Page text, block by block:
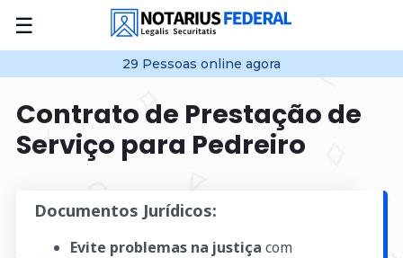
☰
29 Pessoas online agora
Contrato de Prestação de
Serviço para Pedreiro
Documentos Jurídicos:
Evite problemas na justiça com